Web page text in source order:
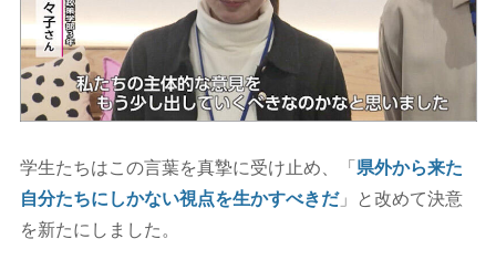
学生たちはこの言葉を真摯に受け止め、「県外から来た
自分たちにしかない視点を生かすべきだ」と改めて決意
を新たにしました。